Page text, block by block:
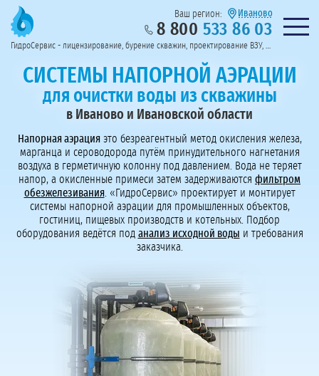
Предоставим полный пакет документов
Пригласить в тендер
Колл-центр на связи с 9:00 до 19:00
Перезвоните мне!
Ваш регион: Иваново
8 800 533 86 03 Нужна
ГидроСервис - лицензирование, бурение скважин, проектирование ВЗУ, системы водоподготовки
СИСТЕМЫ НАПОРНОЙ АЭРАЦИИ
для очистки воды из скважины
в Иваново и Ивановской области
Напорная аэрацияэто безреагентный метод окисления железа,
марганца и сероводорода путём принудительного нагнетания
воздуха в герметичную колонну под давлением. Вода не теряет
напор, а окисленные примеси затем задерживаются фильтром
обезжелезивания. «ГидроСервис» проектирует и монтирует
системы напорной аэрации для промышленных объектов,
гостиниц, пищевых производств и котельных. Подбор
оборудования ведётся под анализ исходной воды и требования
заказчика.